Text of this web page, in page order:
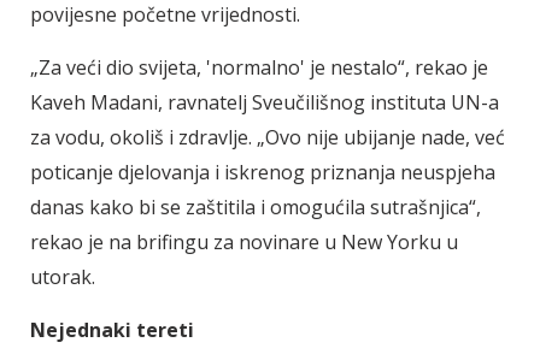
povijesne početne vrijednosti.
„Za veći dio svijeta, 'normalno' je nestalo“, rekao je
Kaveh Madani, ravnatelj Sveučilišnog instituta UN-a
za vodu, okoliš i zdravlje. „Ovo nije ubijanje nade, već
poticanje djelovanja i iskrenog priznanja neuspjeha
danas kako bi se zaštitila i omogućila sutrašnjica“,
rekao je na brifingu za novinare u New Yorku u
utorak.
Nejednaki tereti